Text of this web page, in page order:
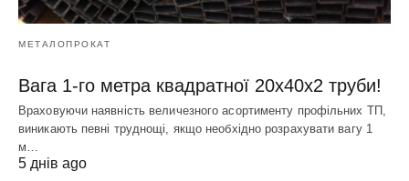
МЕТАЛОПРОКАТ
Вага 1-го метра квадратної 20х40х2 труби!
Враховуючи наявність величезного асортименту профільних ТП,
виникають певні труднощі, якщо необхідно розрахувати вагу 1
м…
5 днів ago